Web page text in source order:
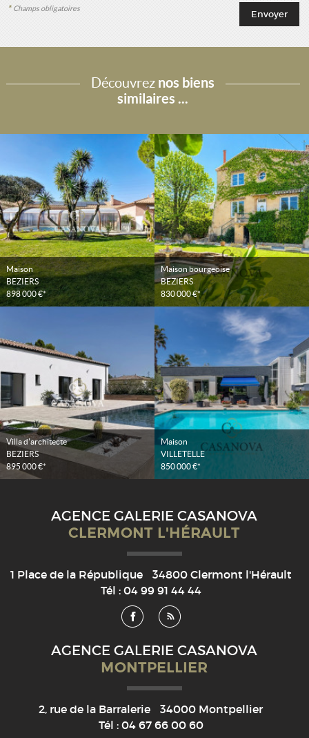
* Champs obligatoires
Découvrez nos biens
similaires ...
Maison
BEZIERS
898 000 €*
Maison bourgeoise
BEZIERS
830 000 €*
Villa d'architecte
BEZIERS
895 000 €*
Maison
VILLETELLE
850 000 €*
AGENCE GALERIE CASANOVA
CLERMONT L'HÉRAULT
1 Place de la République 34800 Clermont l'Hérault
Tél : 04 99 91 44 44
AGENCE GALERIE CASANOVA
MONTPELLIER
2, rue de la Barralerie 34000 Montpellier
Tél : 04 67 66 00 60